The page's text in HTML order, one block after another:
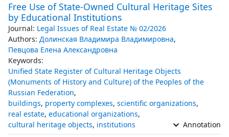
Free Use of State-Owned Cultural Heritage Sites
by Educational Institutions
Journal: Legal Issues of Real Estate № 02/2026
Authors: Долинская Владимира Владимировна,
Певцова Елена Александровна
Keywords:
Unified State Register of Cultural Heritage Objects
(Monuments of History and Culture) of the Peoples of the
Russian Federation,
buildings, property complexes, scientific organizations,
real estate, educational organizations,
cultural heritage objects, institutions Annotation